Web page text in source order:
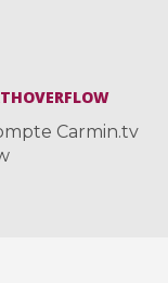
Carmin.tv